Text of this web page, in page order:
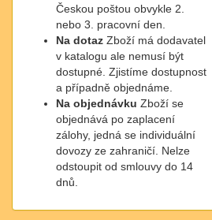
Českou poštou obvykle 2.
nebo 3. pracovní den.
Na dotaz Zboží má dodavatel
v katalogu ale nemusí být
dostupné. Zjistíme dostupnost
a případně objednáme.
Na objednávku Zboží se
objednává po zaplacení
zálohy, jedná se individuální
dovozy ze zahraničí. Nelze
odstoupit od smlouvy do 14
dnů.